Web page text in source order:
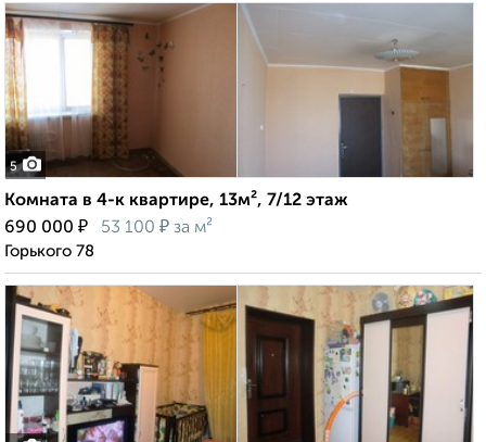
5
Комната в 4-к квартире, 13м², 7/12 этаж
690 000 ₽ 53 100 ₽ за м²
Горького 78